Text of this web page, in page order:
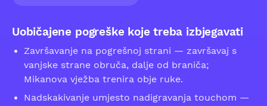
Uobičajene pogreške koje treba izbjegavati
Završavanje na pogrešnoj strani — završavaj s
vanjske strane obruča, dalje od braniča;
Mikanova vježba trenira obje ruke.
Nadskakivanje umjesto nadigravanja touchom —